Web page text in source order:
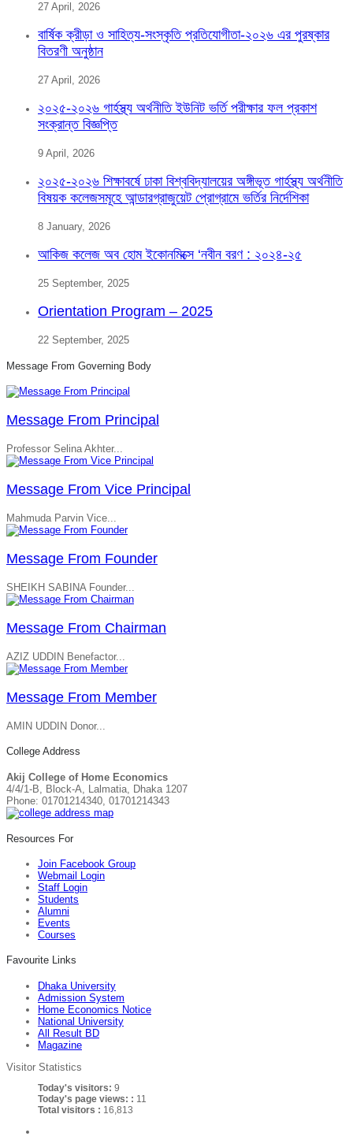
27 April, 2026
বার্ষিক ক্রীড়া ও সাহিত্য-সংস্কৃতি প্রতিযোগীতা-২০২৬ এর পুরষ্কার
বিতরণী অনুষ্ঠান
27 April, 2026
২০২৫-২০২৬ গার্হস্থ্য অর্থনীতি ইউনিট ভর্তি পরীক্ষার ফল প্রকাশ
সংক্রান্ত বিজ্ঞপ্তি
9 April, 2026
২০২৫-২০২৬ শিক্ষাবর্ষে ঢাকা বিশ্ববিদ্যালয়ের অঙ্গীভূত গার্হস্থ্য অর্থনীতি
বিষয়ক কলেজসমূহে আন্ডারগ্রাজুয়েট প্রোগ্রামে ভর্তির নির্দেশিকা
8 January, 2026
আকিজ কলেজ অব হোম ইকোনমিক্সে ‘নবীন বরণ : ২০২৪-২৫
25 September, 2025
Orientation Program – 2025
22 September, 2025
Message From Governing Body
Message From Principal
Professor Selina Akhter...
Message From Vice Principal
Mahmuda Parvin Vice...
Message From Founder
SHEIKH SABINA Founder...
Message From Chairman
AZIZ UDDIN Benefactor...
Message From Member
AMIN UDDIN Donor...
College Address
Akij College of Home Economics
4/4/1-B, Block-A, Lalmatia, Dhaka 1207
Phone: 01701214340, 01701214343
Resources For
Join Facebook Group
Webmail Login
Staff Login
Students
Alumni
Events
Courses
Favourite Links
Dhaka University
Admission System
Home Economics Notice
National University
All Result BD
Magazine
Visitor Statistics
Today's visitors: 9
Today's page views: : 11
Total visitors : 16,813